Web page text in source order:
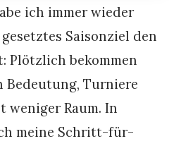
ich immer wieder
Saisonziel den
Plötzlich bekommen
Turniere
weniger Raum. In
meine Schritt-für-